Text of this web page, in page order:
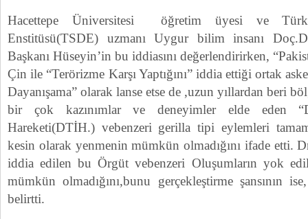
Hacettepe Üniversitesi öğretim üyesi ve
Enstitüsü(TSDE) uzmanı Uygur bilim insanı
Başkanı Hüseyin’in bu iddiasını değerlendirirken,
Çin ile “Terörizme Karşı Yaptığını” iddia ettiği ortak
Dayanışama” olarak lanse etse de ,uzun yıllardan beri
bir çok kazınımlar ve deneyimler elde eden
Hareketi(DTİH.) vebenzeri gerilla tipi eylemleri
kesin olarak yenmenin mümkün olmadığını ifade etti.
iddia edilen bu Örgüt vebenzeri Oluşumların yok
mümkün olmadığını,bunu gerçekleştirme şansının
belirtti.